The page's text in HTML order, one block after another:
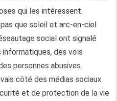
qui les intéressent.
que soleil et arc-en-ciel.
social ont signalé
informatiques, des vols
personnes abusives.
côté des médias sociaux
et de protection de la vie